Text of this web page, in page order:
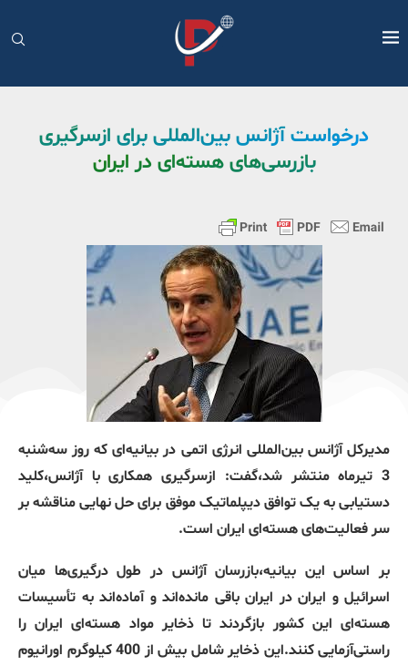
درخواست آژانس بین‌المللی برای ازسرگیری
بازرسی‌های هسته‌ای در ایران
مدیرکل آژانس بین‌المللی انرژی اتمی در بیانیه‌ای که روز سه‌شنبه
3 تیرماه منتشر شد،گفت: ازسرگیری همکاری با آژانس،کلید
دستیابی به یک توافق دیپلماتیک موفق برای حل نهایی مناقشه بر
سر فعالیت‌های هسته‌ای ایران است.
بر اساس این بیانیه،بازرسان آژانس در طول درگیری‌ها میان
اسرائیل و ایران در ایران باقی مانده‌اند و آماده‌اند به تأسیسات
هسته‌ای این کشور بازگردند تا ذخایر مواد هسته‌ای ایران را
راستی‌آزمایی کنند.این ذخایر شامل بیش از 400 کیلوگرم اورانیوم